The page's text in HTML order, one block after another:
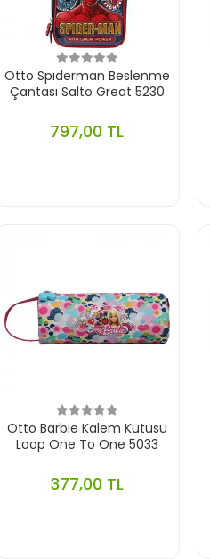
Otto Spıderman Beslenme
Çantası Salto Great 5230
797,00 TL
Otto Barbie Kalem Kutusu
Loop One To One 5033
377,00 TL